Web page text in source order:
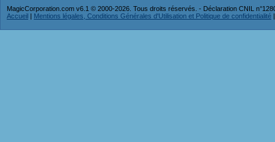
MagicCorporation.com v6.1 © 2000-2026. Tous droits réservés. - Déclaration CNIL
Accueil | Mentions légales, Conditions Générales d'Utilisation et Politique de confidentialité